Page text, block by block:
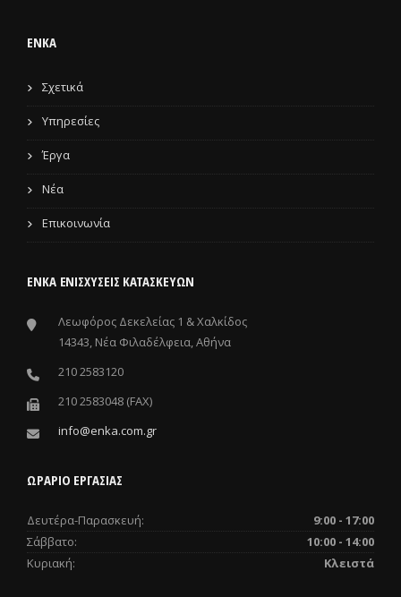
ENKA
Σχετικά
Υπηρεσίες
Έργα
Νέα
Επικοινωνία
ΕΝΚΑ ΕΝΙΣΧΎΣΕΙΣ ΚΑΤΑΣΚΕΥΏΝ
Λεωφόρος Δεκελείας 1 & Χαλκίδος
14343, Νέα Φιλαδέλφεια, Αθήνα
210 2583120
210 2583048 (FAX)
info@enka.com.gr
ΩΡΑΡΙΟ ΕΡΓΑΣΙΑΣ
Δευτέρα-Παρασκευή:
9:00 - 17:00
Σάββατο:
10:00 - 14:00
Κυριακή:
Κλειστά